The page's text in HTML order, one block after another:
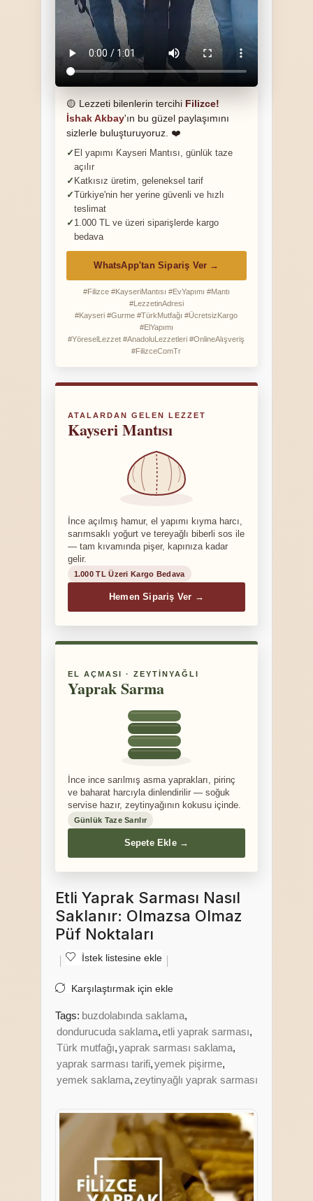
ATALARDAN GELEN LEZZET
Kayseri Mantısı
İnce açılmış hamur, el yapımı kıyma harcı,
sarımsaklı yoğurt ve tereyağlı biberli sos ile
— tam kıvamında pişer, kapınıza kadar
gelir.
1.000 TL Üzeri Kargo Bedava
Hemen Sipariş Ver →
🟡 Lezzeti bilenlerin tercihi Filizce!
İshak Akbay'ın bu güzel paylaşımını
sizlerle buluşturuyoruz. ❤️
El yapımı Kayseri Mantısı, günlük taze
açılır
Katkısız üretim, geleneksel tarif
Türkiye'nin her yerine güvenli ve hızlı
teslimat
1.000 TL ve üzeri siparişlerde kargo
bedava
WhatsApp'tan Sipariş Ver →
#Filizce #KayseriMantısı #EvYapımı #Mantı
#LezzetinAdresi
#Kayseri #Gurme #TürkMutfağı #ÜcretsizKargo
#ElYapımı
#YöreselLezzet #AnadoluLezzetleri #OnlineAlışveriş
#FilizceComTr
EL AÇMASI · ZEYTINYAĞLI
Yaprak Sarma
İnce ince sarılmış asma yaprakları, pirinç
ve baharat harcıyla dinlendirilir — soğuk
servise hazır, zeytinyağının kokusu içinde.
Günlük Taze Sarılır
Sepete Ekle →
Etli Yaprak Sarması Nasıl
Saklanır: Olmazsa Olmaz
Püf Noktaları
İstek listesine ekle
Karşılaştırmak için ekle
Tags: buzdolabında saklama,
dondurucuda saklama,etli yaprak sarması,
Türk mutfağı,yaprak sarması saklama,
yaprak sarması tarifi,yemek pişirme,
yemek saklama, zeytinyağlı yaprak sarması